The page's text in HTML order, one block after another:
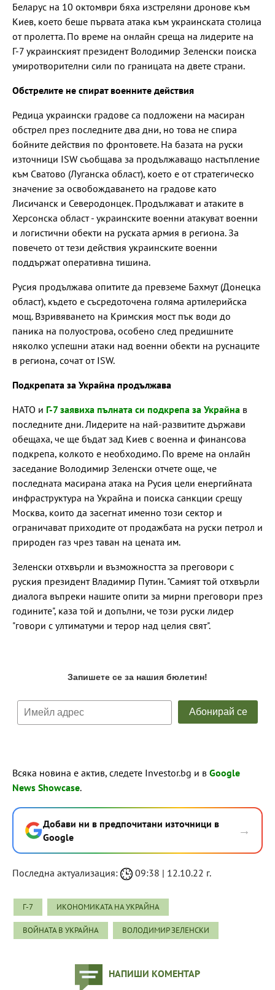
Беларус на 10 октомври бяха изстреляни дронове към
Киев, което беше първата атака към украинската столица
от пролетта. По време на онлайн среща на лидерите на
Г-7 украинският президент Володимир Зеленски поиска
умиротворителни сили по границата на двете страни.
Обстрелите не спират военните действия
Редица украински градове са подложени на масиран
обстрел през последните два дни, но това не спира
бойните действия по фронтовете. На базата на руски
източници ISW съобщава за продължаващо настъпление
към Сватово (Луганска област), което е от стратегическо
значение за освобождаването на градове като
Лисичанск и Северодонцек. Продължават и атаките в
Херсонска област - украинските военни атакуват военни
и логистични обекти на руската армия в региона. За
повечето от тези действия украинските военни
поддържат оперативна тишина.
Русия продължава опитите да превземе Бахмут (Донецка
област), където е съсредоточена голяма артилерийска
мощ. Взривяването на Кримския мост пък води до
паника на полуострова, особено след предишните
няколко успешни атаки над военни обекти на руснаците
в региона, сочат от ISW.
Подкрепата за Украйна продължава
НАТО и Г-7 заявиха пълната си подкрепа за Украйна в
последните дни. Лидерите на най-развитите държави
обещаха, че ще бъдат зад Киев с военна и финансова
подкрепа, колкото е необходимо. По време на онлайн
заседание Володимир Зеленски отчете още, че
последната масирана атака на Русия цели енергийната
инфраструктура на Украйна и поиска санкции срещу
Москва, които да засегнат именно този сектор и
ограничават приходите от продажбата на руски петрол и
природен газ чрез таван на цената им.
Зеленски отхвърли и възможността за преговори с
руския президент Владимир Путин. "Самият той отхвърли
диалога въпреки нашите опити за мирни преговори през
годините", каза той и допълни, че този руски лидер
"говори с ултиматуми и терор над целия свят".
Всяка новина е актив, следете Investor.bg и в Google
News Showcase.
Добави ни в предпочитани източници в
Google
→
Последна актуализация: 09:38 | 12.10.22 г.
Г-7 ИКОНОМИКАТА НА УКРАЙНА
ВОЙНАТА В УКРАЙНА ВОЛОДИМИР ЗЕЛЕНСКИ
НАПИШИ КОМЕНТАР